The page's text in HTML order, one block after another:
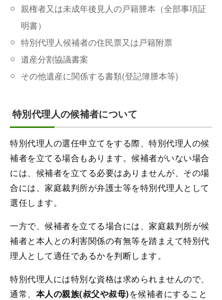
親権者又は未成年後見人の戸籍謄本（全部事項証
明書）
特別代理人候補者の住民票又は戸籍附票
遺産分割協議書案
その他遺産に関係する書類(登記簿謄本等)
特別代理人の候補者について
特別代理人の選任申立てをする際、特別代理人の候
補者を立てる場合もあります。候補者がいない場合
には、候補者を立てる必要はありませんが、その場
合には、家庭裁判所が弁護士等を特別代理人として
選任します。
一方で、候補者を立てる場合には、家庭裁判所が候
補者と本人との利害関係の有無等を踏まえて特別代
理人として適任であるかを判断します。
特別代理人には特別な資格は求められませんので、
通常、 本人の親族(叔父や叔母)を候補者にすること